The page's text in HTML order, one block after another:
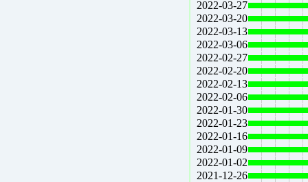
2022-03-27
2022-03-20
2022-03-13
2022-03-06
2022-02-27
2022-02-20
2022-02-13
2022-02-06
2022-01-30
2022-01-23
2022-01-16
2022-01-09
2022-01-02
2021-12-26